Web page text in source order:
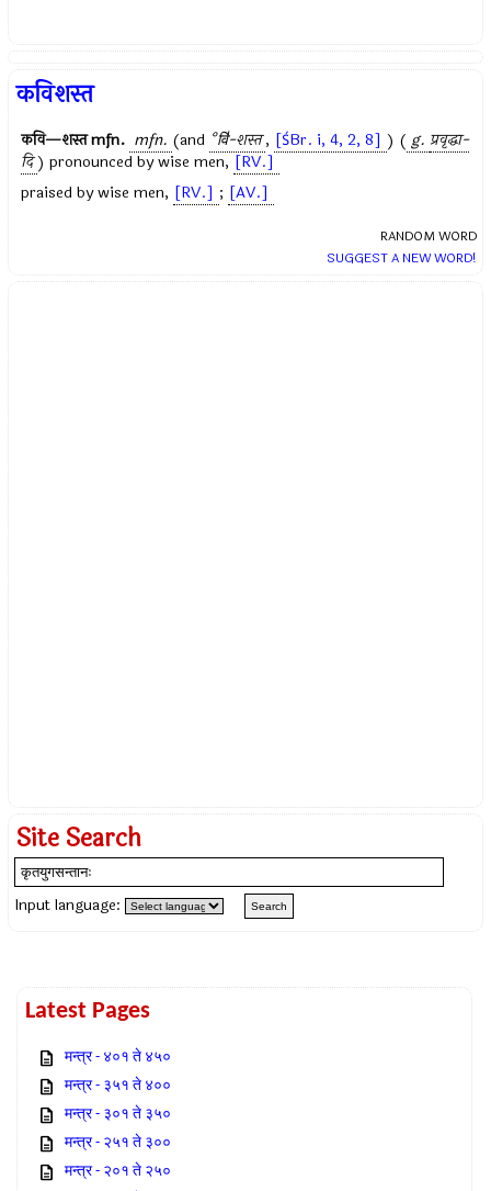
कविशस्त
कवि—शस्तmfn. mfn. (and °वि॑-शस्त , [ŚBr. i, 4, 2, 8] ) ( g. प्रवृद्धा-
दि) pronounced by wise men, [RV.]
praised by wise men, [RV.] ; [AV.]
RANDOM WORD
SUGGEST A NEW WORD!
Site Search
Input language:
Latest Pages
मन्त्र - ४०१ ते ४५०
मन्त्र - ३५१ ते ४००
मन्त्र - ३०१ ते ३५०
मन्त्र - २५१ ते ३००
मन्त्र - २०१ ते २५०